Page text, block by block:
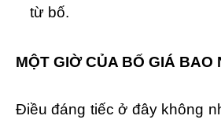
từ bố.
MỘT GIỜ CỦA BỐ GIÁ BAO
Điều đáng tiếc ở đây không